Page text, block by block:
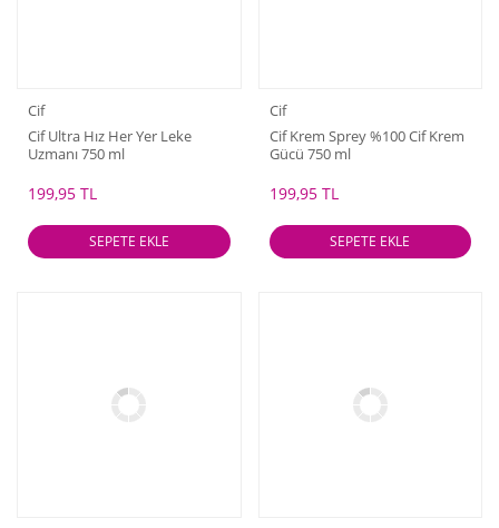
Cif
Cif Ultra Hız Her Yer Leke
Uzmanı 750 ml
199,95 TL
SEPETE EKLE
Cif
Cif Krem Sprey %100 Cif Krem
Gücü 750 ml
199,95 TL
SEPETE EKLE